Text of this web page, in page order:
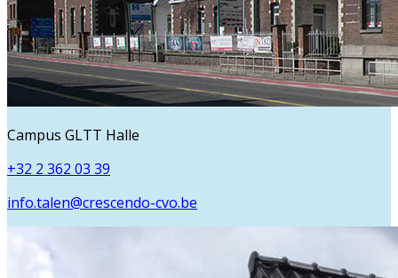
Campus GLTT Halle
+32 2 362 03 39
info.talen@crescendo-cvo.be